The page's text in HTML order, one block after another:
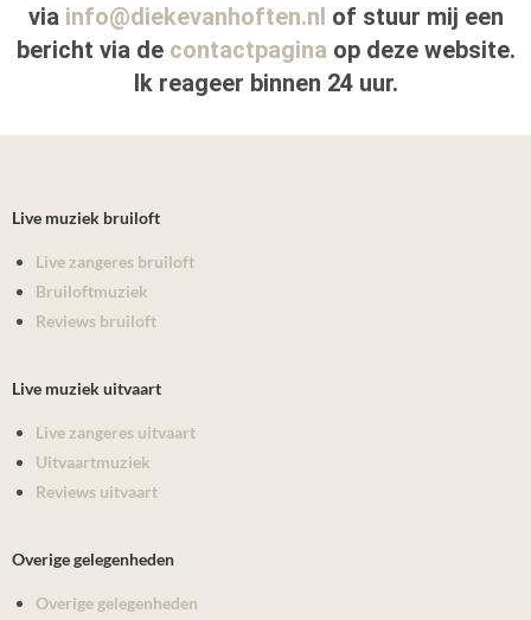
via info@diekevanhoften.nl of stuur mij een
bericht via de contactpagina op deze website.
Ik reageer binnen 24 uur.
Live muziek bruiloft
Live zangeres bruiloft
Bruiloftmuziek
Reviews bruiloft
Live muziek uitvaart
Live zangeres uitvaart
Uitvaartmuziek
Reviews uitvaart
Overige gelegenheden
Overige gelegenheden